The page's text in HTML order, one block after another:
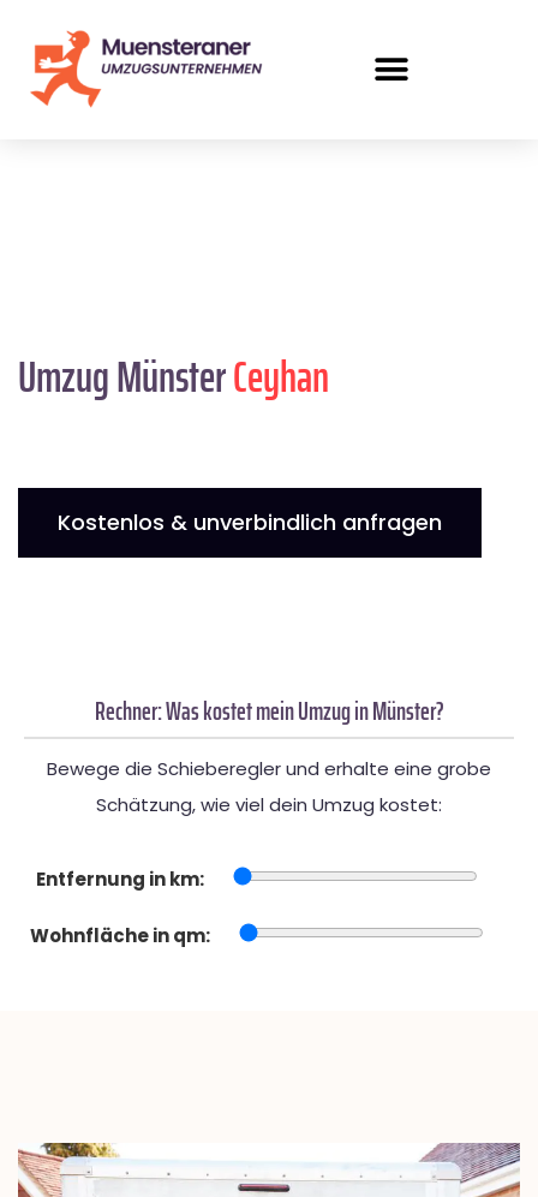
Umzug MünsterCeyhan
Kostenlos & unverbindlich anfragen
Rechner: Was kostet mein Umzug in Münster?
Bewege die Schieberegler und erhalte eine grobe
Schätzung, wie viel dein Umzug kostet:
Entfernung in km:
Wohnfläche in qm: